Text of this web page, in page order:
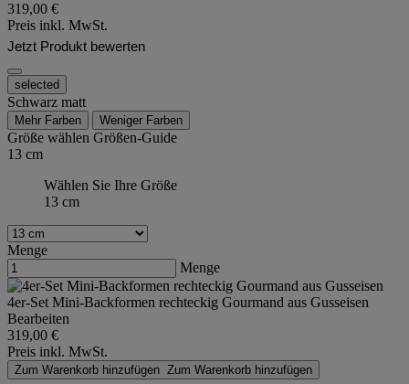
319,00 €
Preis inkl. MwSt.
Jetzt Produkt bewerten
selected
Schwarz matt
Mehr Farben Weniger Farben
Größe wählen Größen-Guide
13 cm
Wählen Sie Ihre Größe
13 cm
Menge
Menge
4er-Set Mini-Backformen rechteckig Gourmand aus Gusseisen
Bearbeiten
319,00 €
Preis inkl. MwSt.
Zum Warenkorb hinzufügen Zum Warenkorb hinzufügen